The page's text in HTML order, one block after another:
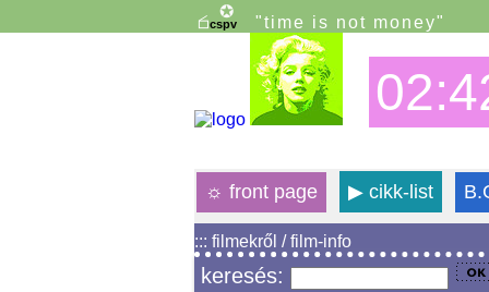
"time is not money"
☼ front page ▶cikk-list
::: filmekről / film-info
keresés: